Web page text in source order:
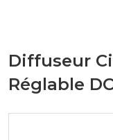
Diffuseur
Réglable